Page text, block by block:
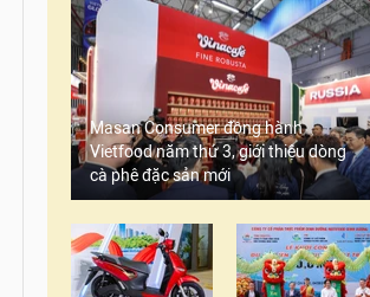
Masan Consumer đồng hành
Vietfood năm thứ 3, giới thiệu dòng
cà phê đặc sản mới